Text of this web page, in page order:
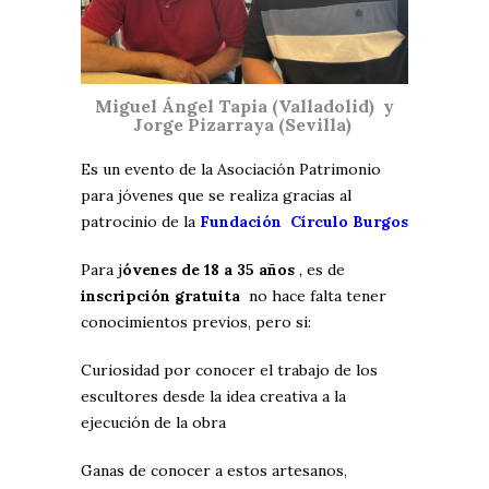
Miguel Ángel Tapia (Valladolid) y
Jorge Pizarraya (Sevilla)
Es un evento de la Asociación Patrimonio
para jóvenes que se realiza gracias al
patrocinio de la Fundación Círculo Burgos
Para jóvenes de 18 a 35 años , es de
inscripción gratuita no hace falta tener
conocimientos previos, pero si:
Curiosidad por conocer el trabajo de los
escultores desde la idea creativa a la
ejecución de la obra
Ganas de conocer a estos artesanos,